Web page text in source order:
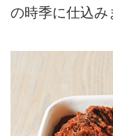
の時季に仕込み